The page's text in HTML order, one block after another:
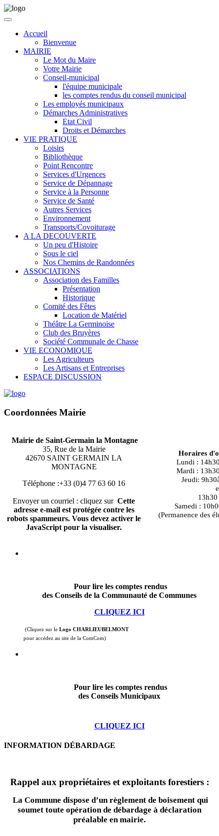
Accueil
Bienvenue
MAIRIE
Le Mot du Maire
Votre Mairie
Conseil-municipal
l'équipe municipale
les comptes rendus du conseil municipal
Les employés municipaux
Démarches Administratives
Etat Civil
Droits et Démarches
VIE PRATIQUE
Loisirs
Bibliothèque
Point Rencontre
Services d'Urgences
Service de Dépannage
Service à la Personne
Service de Santé
Autres Services
Environnement
Transports/Covoiturage
A LA DECOUVERTE
Un peu d'Histoire
Sous le ciel
Nos Chemins de Randonnées
ASSOCIATIONS
Association des Familles
Présentation
Historique
Comité des Fêtes
Location de Matériel
Théâtre La Germinoise
Club des Bruyères
Société Communale de Chasse
VIE ECONOMIQUE
Les Agriculteurs
Les Artisans et Entreprises
ESPACE DISCUSSION
Coordonnées Mairie
Mairie de Saint-Germain la Montagne
35, Rue de la Mairie
42670 SAINT GERMAIN LA
MONTAGNE
Téléphone :+33 (0)4 77 63 60 16
Envoyer un courriel : cliquez sur Cette
adresse e-mail est protégée contre les
robots spammeurs. Vous devez activer le
JavaScript pour la visualiser.
Horaires
Lundi :
Mardi :
Jeudi:
13h30 à
Samedi :
(Permanence des
Pour lire les comptes rendus
des Conseils de la Communauté de Communes
CLIQUEZ ICI
(Cliquez sur le Logo CHARLIEUBELMONT
pour accédez au site de la ComCom)
Pour lire les comptes rendus
des Conseils Municipaux
CLIQUEZ ICI
INFORMATION DÉBARDAGE
Rappel aux propriétaires et exploitants forestiers :
La Commune dispose d’un règlement de boisement qui
soumet toute opération de débardage à déclaration
préalable en mairie.